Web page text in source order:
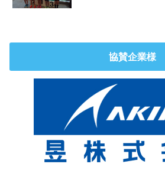
協賛企業様